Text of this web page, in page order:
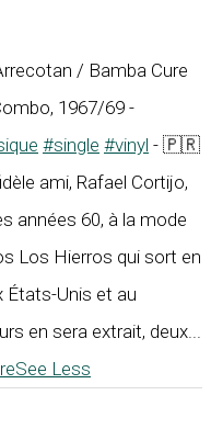
/ Bamba Cure
1967/69 -
#single #vinyl - 🇵🇷
ami, Rafael Cortijo,
années 60, à la mode
Los Hierros qui sort en
États-Unis et au
en sera extrait, deux...
See Less